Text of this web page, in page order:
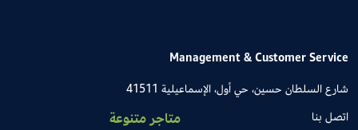
Management & Customer Service
شارع السلطان حسين، حي أول، الإسماعيلية 41511
اتصل بنا
متاجر متنوعة